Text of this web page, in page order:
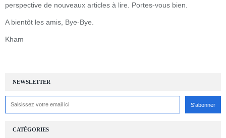
NEWSLETTER
CATÉGORIES
perspective de nouveaux articles à lire. Portes-vous bien.
A bientôt les amis, Bye-Bye.
Kham